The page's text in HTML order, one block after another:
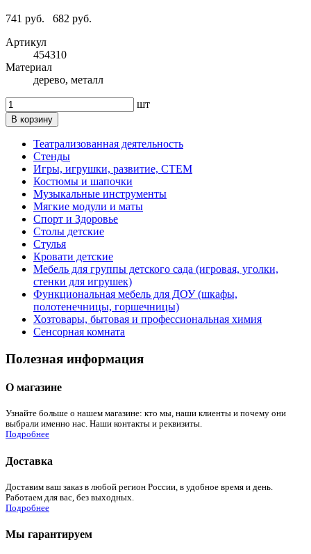
741 руб.
682 руб.
Артикул
454310
Материал
дерево, металл
шт
В корзину
Театрализованная деятельность
Стенды
Игры, игрушки, развитие, СТЕМ
Костюмы и шапочки
Музыкальные инструменты
Мягкие модули и маты
Спорт и Здоровье
Столы детские
Стулья
Кровати детские
Мебель для группы детского сада (игровая, уголки,
стенки для игрушек)
Функциональная мебель для ДОУ (шкафы,
полотенечницы, горшечницы)
Хозтовары, бытовая и профессиональная химия
Сенсорная комната
Полезная информация
О магазине
Узнайте больше о нашем магазине: кто мы, наши клиенты и почему они
выбрали именно нас. Наши контакты и реквизиты.
Подробнее
Доставка
Доставим ваш заказ в любой регион России, в удобное время и день.
Работаем для вас, без выходных.
Подробнее
Мы гарантируем